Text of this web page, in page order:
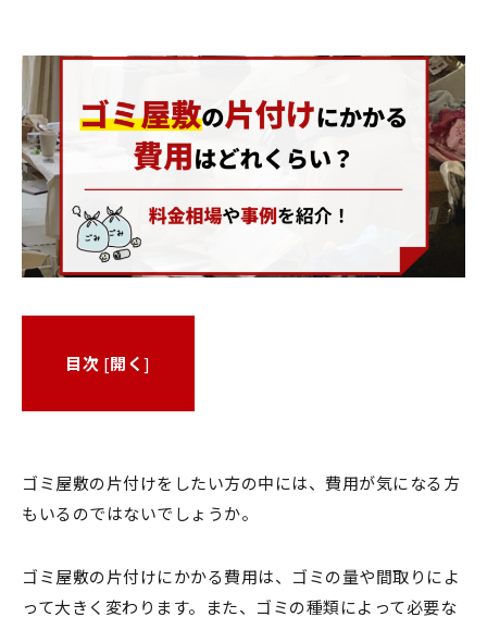
目次 [開く]
ゴミ屋敷の片付けをしたい方の中には、費用が気になる方
もいるのではないでしょうか。
ゴミ屋敷の片付けにかかる費用は、ゴミの量や間取りによ
って大きく変わります。また、ゴミの種類によって必要な